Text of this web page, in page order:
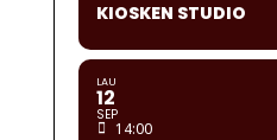
KIOSKEN STUDIO
LAU
12
SEP
14:00